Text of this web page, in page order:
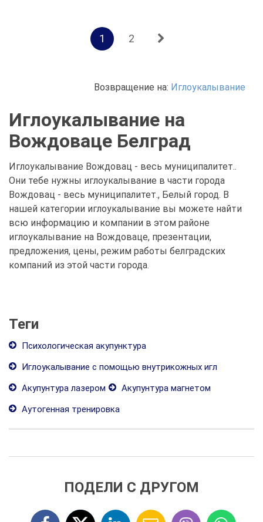
1 2
Возвращение на: Иглоукалывание
Иглоукалывание на
Вождоваце Белград
Иглоукалывание Вождовац - весь муниципалитет..
Они тебе нужны иглоукалывание в части города
Вождовац - весь муниципалитет., Белый город. В
нашей категории иглоукалывание вы можете найти
всю информацию и компании в этом районе
иглоукалывание на Вождоваце, презентации,
предложения, цены, режим работы белградских
компаний из этой части города.
Теги
Психологическая акупунктура
Иглоукалывание с помощью внутрикожных игл
Акупунтура лазером
Акупунтура магнетом
Аутогенная тренировка
ПОДЕЛИ С ДРУГОМ